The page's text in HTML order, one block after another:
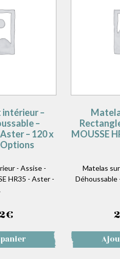
–
–
– 120 x
Options
- Assise -
HR35 - Aster -
€
MOUSSE
Matelas
Déhoussable